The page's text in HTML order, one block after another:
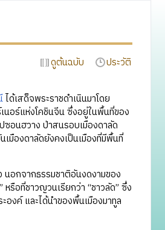
ดูต้นฉบับ ประวัติ
ได้เสด็จพระราชดำเนินมาโดย
นอร์แห่งโคชินจีน ซึ่งอยู่ในพื้นที่ของ
ซอนฮวาง ป่าสนรอบเมืองดาลัด
เมืองดาลัดยังคงเป็นเมืองที่มีพื้นที่
อกจากธรรมชาติอันงดงามของ
รือที่ชาวญวนเรียกว่า “ชาวลัด” ซึ่ง
องค์ และได้นำของพื้นเมืองมาทูล